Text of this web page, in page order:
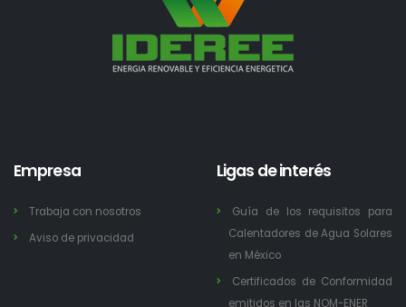
Empresa
Trabaja con nosotros
Aviso de privacidad
Ligas de interés
Guía de los requisitos para
Calentadores de Agua Solares
en México
Certificados de Conformidad
emitidos en las NOM-ENER